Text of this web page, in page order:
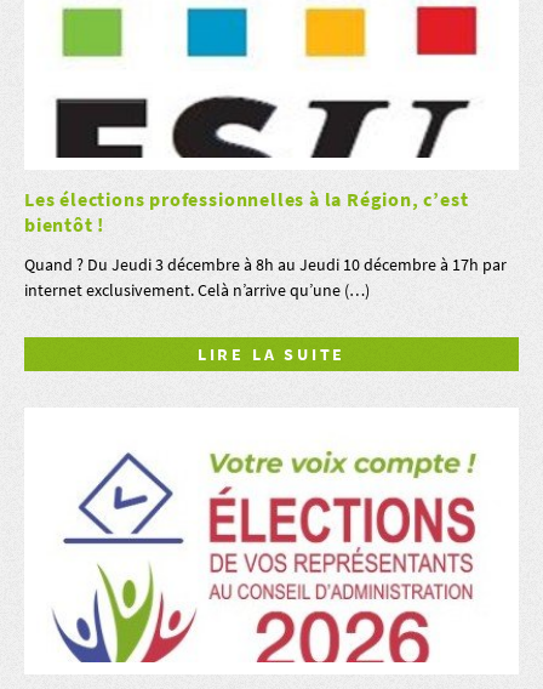
Les élections professionnelles à la Région, c’est
bientôt !
Quand ? Du Jeudi 3 décembre à 8h au Jeudi 10 décembre à 17h par
internet exclusivement. Celà n’arrive qu’une (…)
LIRE LA SUITE